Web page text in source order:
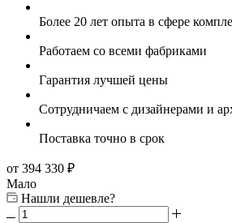
Более 20 лет опыта в сфере
Работаем со всеми фабриками
Гарантия лучшей цены
Сотрудничаем с дизайнерами и
Поставка точно в срок
от 394 330 ₽
Мало
Нашли дешевле?